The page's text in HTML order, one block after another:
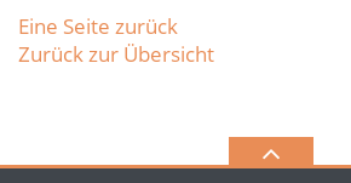
Eine Seite zurück
Zurück zur Übersicht